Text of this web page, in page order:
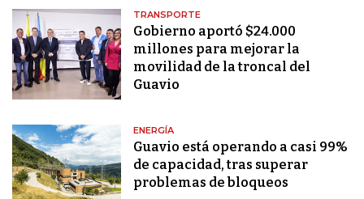
TRANSPORTE
Gobierno aportó $24.000
millones para mejorar la
movilidad de la troncal del
Guavio
ENERGÍA
Guavio está operando a casi 99%
de capacidad, tras superar
problemas de bloqueos